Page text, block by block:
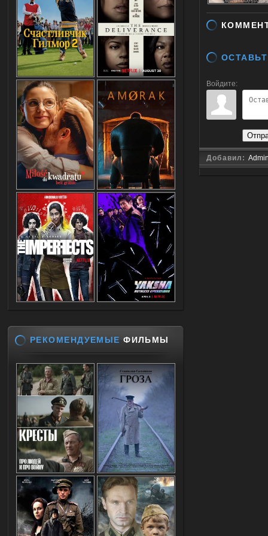
Войдите:
Добавил:
РЕКОМЕНДУЕМЫЕ ФИЛЬМЫ